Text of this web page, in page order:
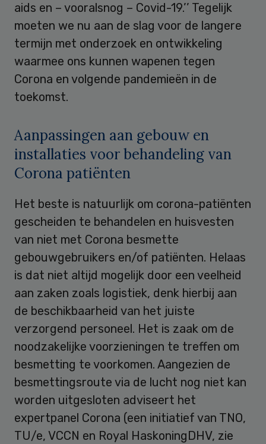
aids en – vooralsnog – Covid-19.’’ Tegelijk
moeten we nu aan de slag voor de langere
termijn met onderzoek en ontwikkeling
waarmee ons kunnen wapenen tegen
Corona en volgende pandemieën in de
toekomst.
Aanpassingen aan gebouw en
installaties voor behandeling van
Corona patiënten
Het beste is natuurlijk om corona-patiënten
gescheiden te behandelen en huisvesten
van niet met Corona besmette
gebouwgebruikers en/of patiënten. Helaas
is dat niet altijd mogelijk door een veelheid
aan zaken zoals logistiek, denk hierbij aan
de beschikbaarheid van het juiste
verzorgend personeel. Het is zaak om de
noodzakelijke voorzieningen te treffen om
besmetting te voorkomen. Aangezien de
besmettingsroute via de lucht nog niet kan
worden uitgesloten adviseert het
expertpanel Corona (een initiatief van TNO,
TU/e, VCCN en Royal HaskoningDHV, zie